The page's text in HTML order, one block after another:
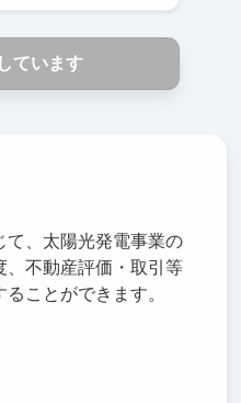
ています
て、太陽光発電事業の
、不動産評価・取引等
ことができます。